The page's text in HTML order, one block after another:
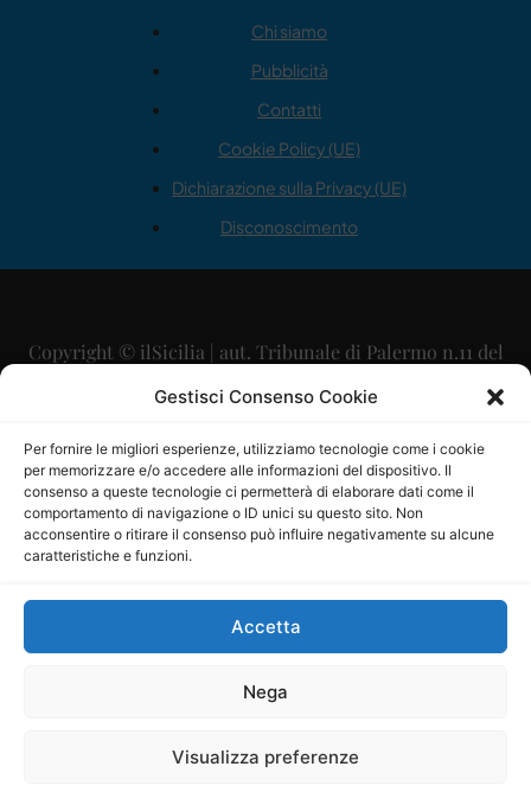
Gestisci Consenso Cookie
Per fornire le migliori esperienze, utilizziamo tecnologie come i cookie
per memorizzare e/o accedere alle informazioni del dispositivo. Il
consenso a queste tecnologie ci permetterà di elaborare dati come il
comportamento di navigazione o ID unici su questo sito. Non
acconsentire o ritirare il consenso può influire negativamente su alcune
caratteristiche e funzioni.
Accetta
Nega
Visualizza preferenze
Chi siamo
Pubblicità
Contatti
Cookie Policy (UE)
Dichiarazione sulla Privacy (UE)
Disconoscimento
Copyright © ilSicilia | aut. Tribunale di Palermo n.11 del
29/09/2015
Direttore Editoriale: Maurizio Scaglione
Direttore Responsabile: Maria Calabrese
P.IVA: 06334930820
Mercurio Comunicazione Società Cooperativa a r.l. è
iscritta al Registro degli Operatori di Comunicazione al
Sito gestito daLa Digitale srl–info@ladigitale.it